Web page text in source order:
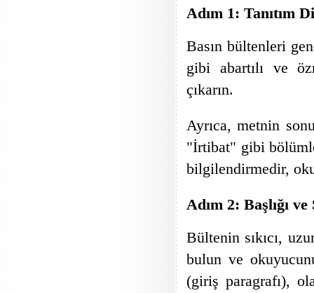
Adım 1: Tanıtım
Basın bültenleri
gibi abartılı ve
çıkarın.
Ayrıca, metnin
"İrtibat" gibi
bilgilendirmedir,
Adım 2: Başlığı
Bültenin sıkıcı,
bulun ve
(giriş paragrafı),